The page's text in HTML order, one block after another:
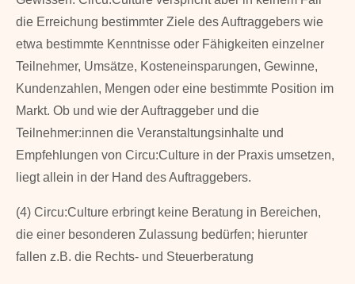
die Erreichung bestimmter Ziele des Auftraggebers wie
etwa be­stimmte Kenntnisse oder Fähigkeiten einzelner
Teilnehmer, Um­sätze, Kosten­einspa­rungen, Gewinne,
Kundenzahlen, Mengen oder eine bestimmte Po­sition im
Markt. Ob und wie der Auftrag­geber und die
Teilnehmer:innen die Veranstaltungsinhalte und
Empfehlungen von Circu:Culture in der Praxis umsetzen,
liegt allein in der Hand des Auftraggebers.
(4) Circu:Culture erbringt keine Beratung in Bereichen,
die einer besonderen Zulas­sung bedürfen; hierunter
fallen z.B. die Rechts- und Steuerberatung